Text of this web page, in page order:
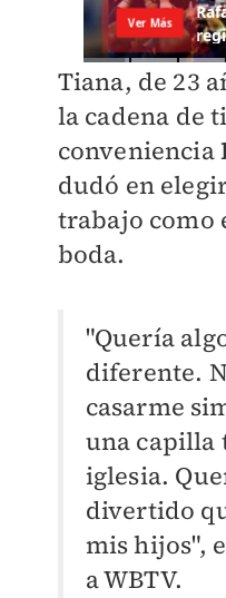
Tiana, de 23
la cadena de
conveniencia
dudó en
trabajo como
boda.
"Quería
diferente.
casarme
una capilla
iglesia.
divertido
mis hijos",
a WBTV.